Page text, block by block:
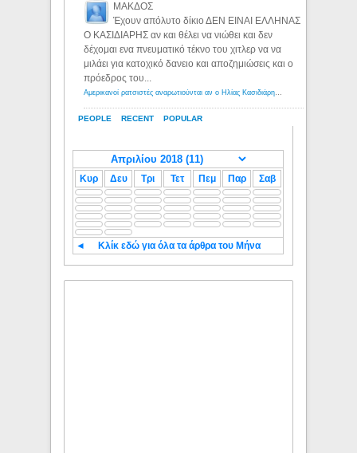
PEOPLE RECENT POPULAR
ΜΑΚΔΟΣ
Έχουν απόλυτο δίκιο ΔΕΝ ΕΙΝΑΙ ΕΛΛΗΝΑΣ
Ο ΚΑΣΙΔΙΑΡΗΣ αν και θέλει να νιώθει και δεν
δέχομαι ενα πνευματικό τέκνο του χιτλερ να να
μιλάει για κατοχικό δανειο και αποζημιώσεις και ο
πρόεδρος του...
Αμερικανοί ρατσιστές αναρωτιούνται αν ο Ηλίας Κασιδιάρης ανήκει στη λευκή φυλή... - Λόγιος Ερμής
Κυρ Δευ Τρι Τετ Πεμ Παρ Σαβ
◄ Κλίκ εδώ για όλα τα άρθρα του Μήνα